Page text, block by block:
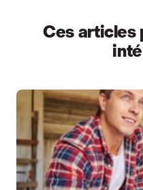
Ces articles